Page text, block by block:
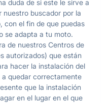
duda de si este le sirve a
buscador por la
con el fin de que puedas
se adapta a tu moto.
de nuestros Centros de
autorizados) que están
hacer la instalación del
quedar correctamente
que la instalación
en el lugar en el que